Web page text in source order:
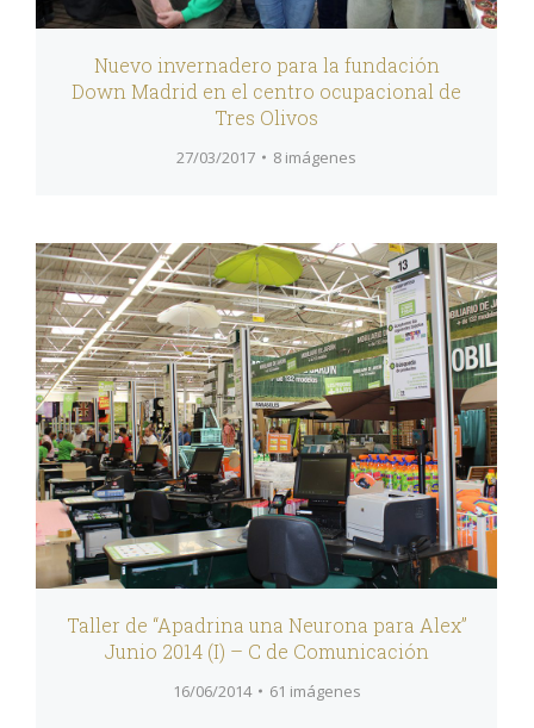
Nuevo invernadero para la fundación
Down Madrid en el centro ocupacional de
Tres Olivos
27/03/2017 8 imágenes
Taller de “Apadrina una Neurona para Alex”
Junio 2014 (I) – C de Comunicación
16/06/2014 61 imágenes